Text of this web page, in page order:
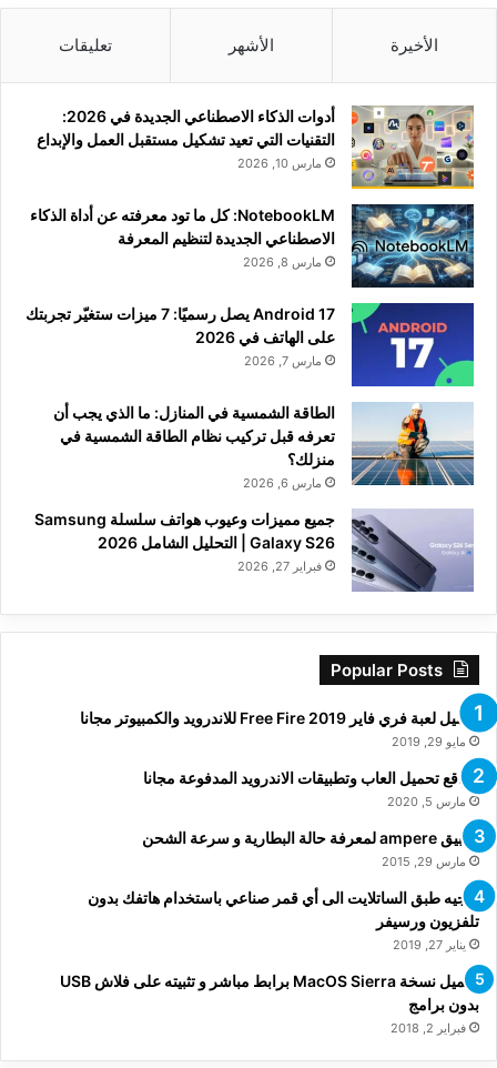
الأخيرة الأشهر تعليقات
أدوات الذكاء الاصطناعي الجديدة في 2026:
التقنيات التي تعيد تشكيل مستقبل العمل والإبداع
مارس 10, 2026
NotebookLM: كل ما تود معرفته عن أداة الذكاء
الاصطناعي الجديدة لتنظيم المعرفة
مارس 8, 2026
Android 17 يصل رسميًا: 7 ميزات ستغيّر تجربتك
على الهاتف في 2026
مارس 7, 2026
الطاقة الشمسية في المنازل: ما الذي يجب أن
تعرفه قبل تركيب نظام الطاقة الشمسية في
منزلك؟
مارس 6, 2026
جميع مميزات وعيوب هواتف سلسلة Samsung
Galaxy S26 | التحليل الشامل 2026
فبراير 27, 2026
Popular Posts
تحميل لعبة فري فاير Free Fire 2019 للاندرويد والكمبيوتر مجانا
مايو 29, 2019
مواقع تحميل العاب وتطبيقات الاندرويد المدفوعة مجانا
مارس 5, 2020
تطبيق ampere لمعرفة حالة البطارية و سرعة الشحن
مارس 29, 2015
توجيه طبق الساتلايت الى أي قمر صناعي باستخدام هاتفك بدون
تلفزيون ورسيفر
يناير 27, 2019
تحميل نسخة MacOS Sierra برابط مباشر و تثبيته على فلاش USB
بدون برامج
فبراير 2, 2018